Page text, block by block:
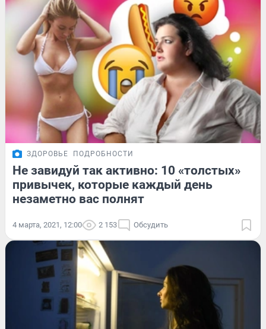
ЗДОРОВЬЕ ПОДРОБНОСТИ
Не завидуй так активно: 10 «толстых»
привычек, которые каждый день
незаметно вас полнят
4 марта, 2021, 12:00 2 153 Обсудить